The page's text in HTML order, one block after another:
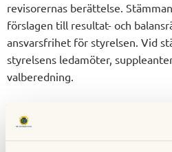
revisorernas berättelse.
förslagen till resultat- och
ansvarsfrihet för styrelsen. Vid
styrelsens ledamöter,
valberedning.
stämman inkomma med